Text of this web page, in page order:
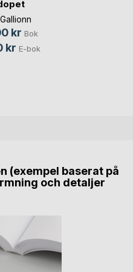
kr Bok
kr E-bok
(exempel baserat på
och detaljer